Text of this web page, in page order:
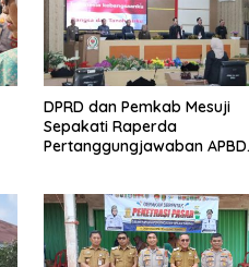
DPRD dan Pemkab Mesuji
Sepakati Raperda
Pertanggungjawaban APBD